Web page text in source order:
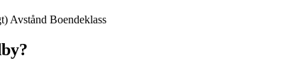
Avstånd Boendeklass